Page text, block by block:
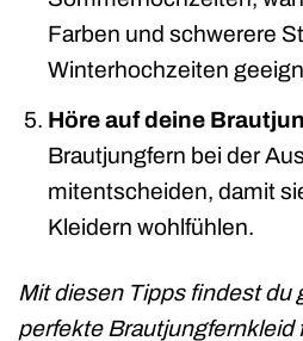
Farben und schwerere
Winterhochzeiten
Höre auf deine
Brautjungfern bei der
mitentscheiden, damit
Kleidern wohlfühlen.
Mit diesen Tipps findest du
perfekte Brautjungfernkleid